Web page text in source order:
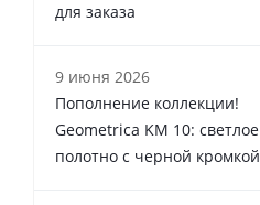
для заказа
9 июня 2026
Пополнение коллекции!
Geometrica KM 10: светлое
полотно с черной кромкой